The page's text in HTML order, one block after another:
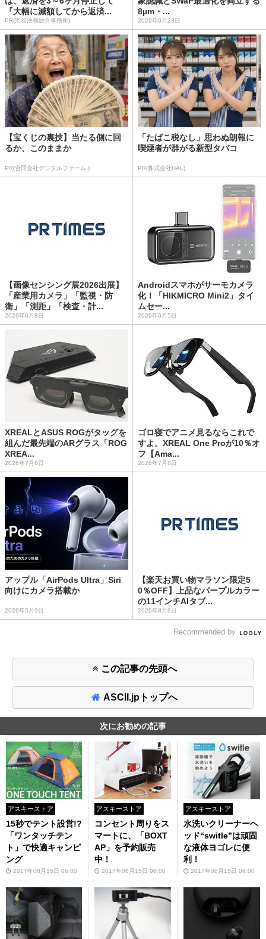
『大幅に減額してから返済...
PR(渋谷法務総合事務所)
8µm・...
2026年6月23日
【宝くじの裏技】当たる側に回
るか、このままか
PR(合同会社デジタルファーム )
「たばこ税なし」思わぬ朗報に
喫煙者が群がる新型タバコ
PR(株式会社HAL)
【画像センシング展2026出展】
「産業用カメラ」「監視・防
衛」「測距」「検査・計...
2026年6月8日
Androidスマホがサーモカメラ
化！「HIKMICRO Mini2」タイ
ムセー...
2026年6月5日
XREALとASUS ROGがタッグを
組んだ最先端のARグラス「ROG
XREA...
2026年7月8日
ゴロ寝でアニメ見るならこれで
すよ。XREAL One Proが10％オ
フ【Ama...
2026年7月8日
アップル「AirPods Ultra」Siri
向けにカメラ搭載か
2026年5月9日
【楽天お買い物マラソン限定5
0％OFF】上品なパープルカラー
の11インチAIタブ...
2026年8月6日
Recommended by
この記事の先頭へ
ASCII.jpトップへ
次にお勧めの記事
アスキーストア
15秒でテント設営!?
「ワンタッチテン
ト」で快適キャンピ
ング
2017年08月15日 06:00
アスキーストア
コンセント周りをス
マートに、「BOXT
AP」を予約販売
中！
2017年08月15日 06:00
アスキーストア
水洗いクリーナーヘ
ッド“switle”は頑固
な液体ヨゴレに便
利！
2017年08月15日 06:00